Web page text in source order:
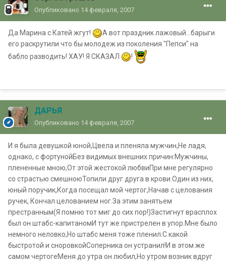
Опубликовано 14 февраля, 2007
Да Марина с Катей жгут!
А вот праздник лажовый...барыги
его раскрутили что бы молодеж из поколения "Пепси" на
бабло разводить! ХАУ! Я СКАЗАЛ
!
ДАРЬЯ
Опубликовано 14 февраля, 2007
И я была девушкой юной,Цвела и пленяла мужчин,Не ладя,
однако, с фортунойБез видимых внешних причин:Мужчины,
плененные мною,От этой жестокой любвиПри мне регулярно
со страстью смешноюТопили друг друга в крови.Один из них,
юный поручик,Когда посещал мой чертог,Начав с целования
ручек, Кончал целованием ног.За этим занятьем
престранным(Я помню тот миг до сих пор!)Застигнут врасплох
был он штабс-капитаномИ тут же пристрелен в упор.Мне было
немного неловко,Но штабс меня тоже пленил:С какой
быстротой и сноровкойСоперника он устранил!И в этом же
самом чертогеМеня до утра он любил,Но утром возник вдруг